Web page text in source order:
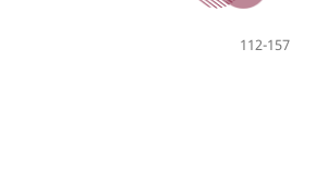
112-157